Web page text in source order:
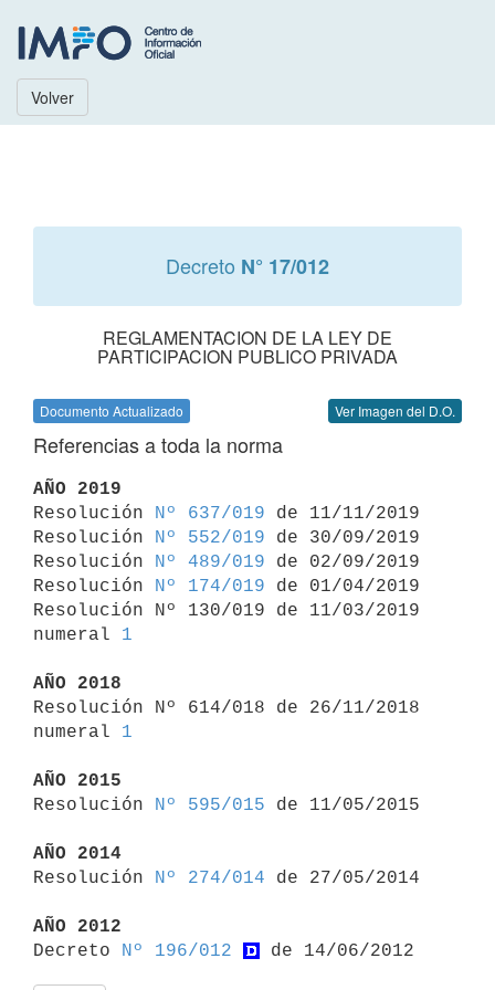
Volver
Decreto N° 17/012
REGLAMENTACION DE LA LEY DE
PARTICIPACION PUBLICO PRIVADA
Documento Actualizado Ver Imagen del D.O.
Referencias a toda la norma
AÑO 2019
Resolución
Nº 637/019 de 11/11/2019
Resolución
Nº 552/019 de 30/09/2019
Resolución
Nº 489/019 de 02/09/2019
Resolución
Nº 174/019 de 01/04/2019
Resolución Nº 130/019 de 11/03/2019
numeral 1
AÑO 2018
Resolución Nº 614/018 de 26/11/2018
numeral 1
AÑO 2015
Resolución
Nº 595/015 de 11/05/2015
AÑO 2014
Resolución
Nº 274/014 de 27/05/2014
AÑO 2012
Decreto
Nº 196/012